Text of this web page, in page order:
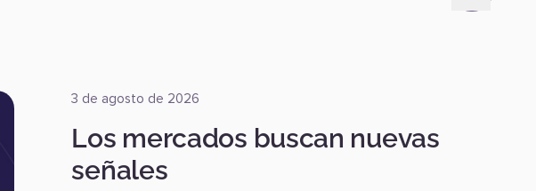
3 de agosto de 2026
Los mercados buscan nuevas
señales